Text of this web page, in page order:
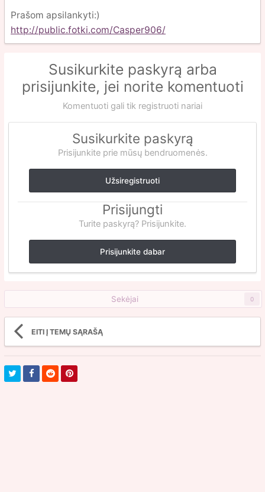
Prašom apsilankyti:)
http://public.fotki.com/Casper906/
Susikurkite paskyrą arba
prisijunkite, jei norite komentuoti
Komentuoti gali tik registruoti nariai
Susikurkite paskyrą
Prisijunkite prie mūsų bendruomenės.
Užsiregistruoti
Prisijungti
Turite paskyrą? Prisijunkite.
Prisijunkite dabar
Sekėjai 0
EITI Į TEMŲ SĄRAŠĄ